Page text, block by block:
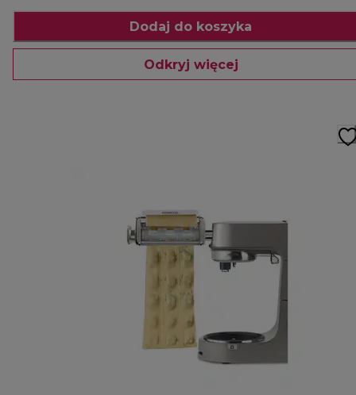
Dodaj do koszyka
Odkryj więcej